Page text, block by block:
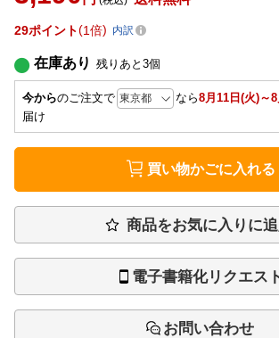
29ポイント 1倍 内訳
在庫あり 残りあと 3個
今からのご注文で なら8月11日(火)～
届け
買い物かごに入れる
商品をお気に入りに
電子書籍化リクエス
お問い合わせ